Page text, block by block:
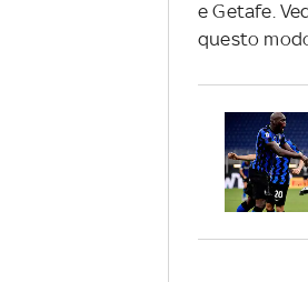
e Getafe.
questo